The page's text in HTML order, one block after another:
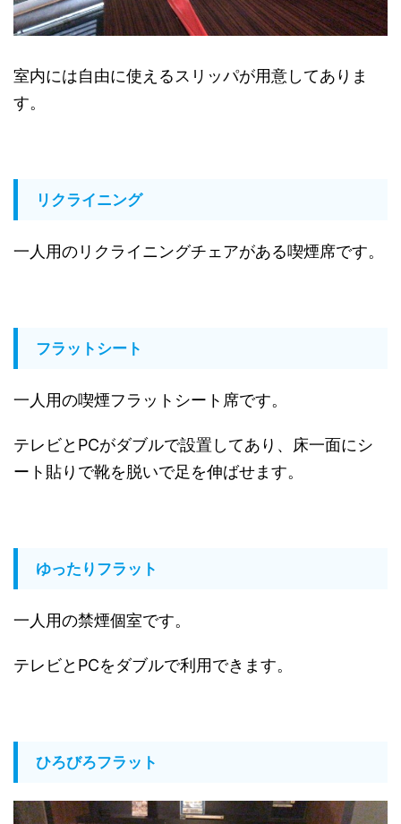
室内には自由に使えるスリッパが用意してありま
す。
リクライニング
一人用のリクライニングチェアがある喫煙席です。
フラットシート
一人用の喫煙フラットシート席です。
テレビとPCがダブルで設置してあり、床一面にシ
ート貼りで靴を脱いで足を伸ばせます。
ゆったりフラット
一人用の禁煙個室です。
テレビとPCをダブルで利用できます。
ひろびろフラット